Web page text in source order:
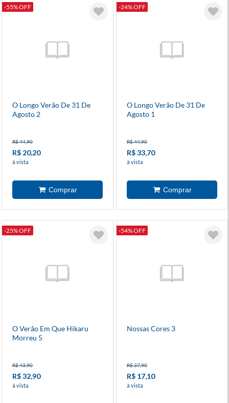
-55% OFF
O Longo Verão De 31 De
Agosto 2
R$ 44,90
R$ 20,20
à vista
-24% OFF
O Longo Verão De 31 De
Agosto 1
R$ 44,90
R$ 33,70
à vista
-25% OFF
O Verão Em Que Hikaru
Morreu 5
R$ 43,90
R$ 32,90
à vista
-54% OFF
Nossas Cores 3
R$ 37,90
R$ 17,10
à vista